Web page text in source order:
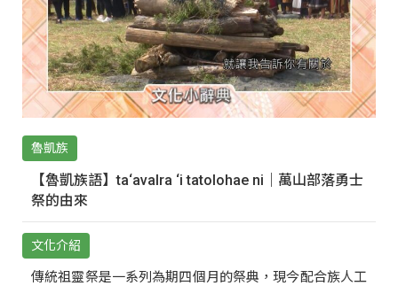
魯凱族
【魯凱族語】ta‘avalra ‘i tatolohae ni｜萬山部落勇士
祭的由來
文化介紹
傳統祖靈祭是一系列為期四個月的祭典，現今配合族人工